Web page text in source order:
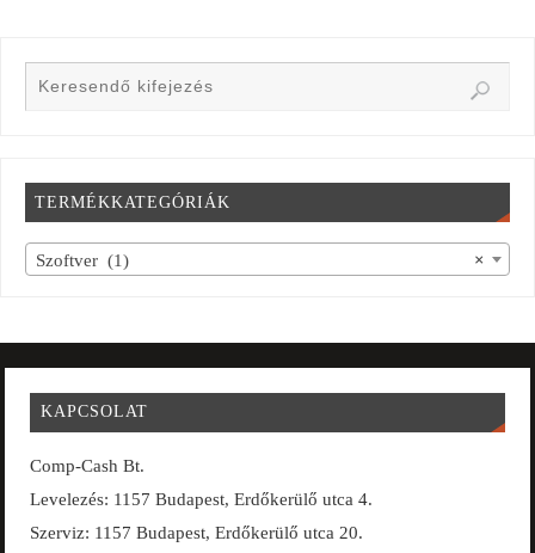
TERMÉKKATEGÓRIÁK
×
Szoftver (1)
KAPCSOLAT
Comp-Cash Bt.
Levelezés: 1157 Budapest, Erdőkerülő utca 4.
Szerviz: 1157 Budapest, Erdőkerülő utca 20.